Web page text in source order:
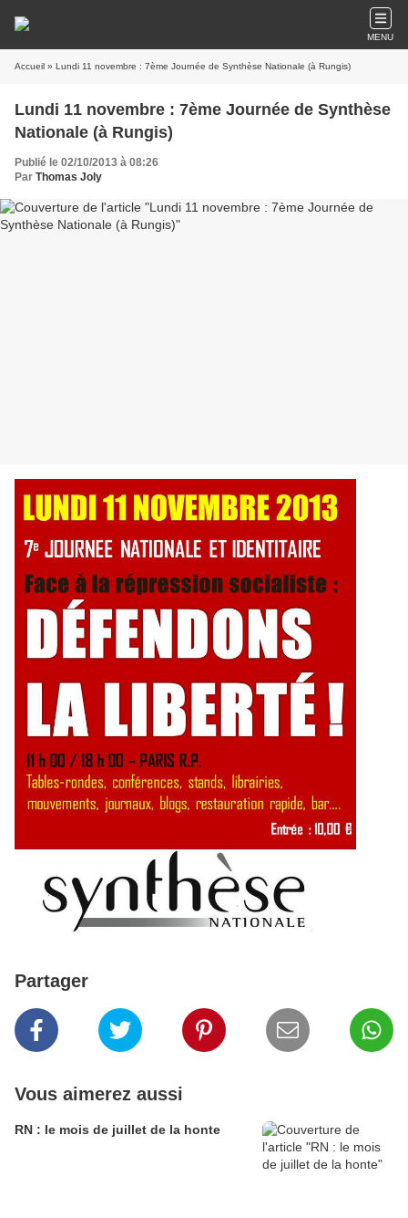
MENU
Accueil » Lundi 11 novembre : 7ème Journée de Synthèse Nationale (à Rungis)
Lundi 11 novembre : 7ème Journée de Synthèse
Nationale (à Rungis)
Publié le 02/10/2013 à 08:26
Par Thomas Joly
Partager
Vous aimerez aussi
RN : le mois de juillet de la honte